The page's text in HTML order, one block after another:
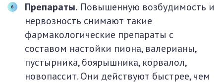
Препараты. Повышенную возбудимость и
нервозность снимают такие
фармакологические препараты с
составом настойки пиона, валерианы,
пустырника, боярышника, корвалол,
новопассит. Они действуют быстрее, чем